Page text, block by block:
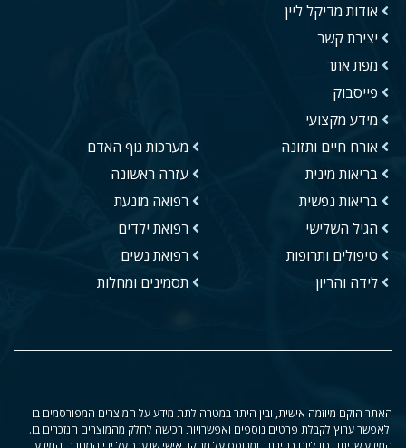
אודות מדיקל ליין
יצירת קשר
מפת אתר
פייסבוק
מידע מקצועי
אורח חיים ותזונה
בריאות מינית
בריאות נפשית
הגיל השלישי
טיפולים ותרופות
לידה והריון
מערכות גוף האדם
עזרה ראשונה
רפואה מונעת
רפואת ילדים
רפואת נשים
תסמינים ומחלות
האתר הוקם מיוזמה אישית, ובין היתר במטרה לתת מידע על המוצרים המפורסמים בו
ולאפשר ערוץ לקבלת פרטים נוספים ואפשרויות רכישה לחלק מהמוצרים הנזכרים בו.